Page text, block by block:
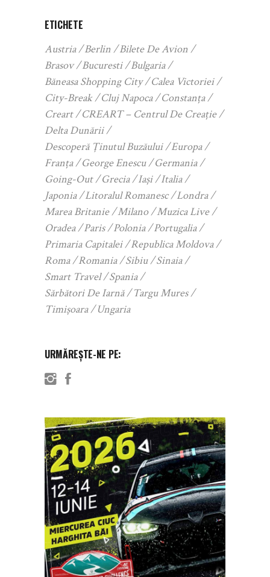
ETICHETE
Austria Berlin
Bilete De Avion
Brasov
Bucuresti
Bulgaria
Băneasa Shopping City
Calea Victoriei
City-Break
Cluj Napoca
Constanța
Creart
CREART – Centrul De Creație
Delta Dunării
Descoperă Ținutul Buzăului
Europa
Franța
George Enescu
Germania
Going-Out
Grecia Iași
Italia
Japonia
Litoralul Romanesc
Londra
Marea Britanie
Milano
Muzica Live
Oradea
Paris Polonia
Portugalia
Primaria Capitalei
Republica Moldova
Roma
Romania Sibiu
Sinaia
Smart Travel
Spania
Sărbători De Iarnă
Targu Mures
Timișoara
Ungaria
URMĂREȘTE-NE PE: